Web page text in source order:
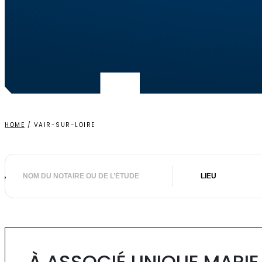
HOME / VAIR-SUR-LOIRE
Nom
du
l’étude